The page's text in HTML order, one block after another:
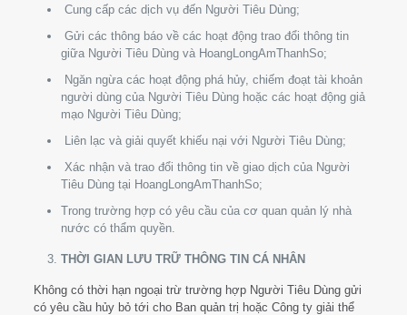
Cung cấp các dịch vụ đến Người Tiêu Dùng;
Gửi các thông báo về các hoạt động trao đổi thông tin
giữa Người Tiêu Dùng và HoangLongAmThanhSo;
Ngăn ngừa các hoạt động phá hủy, chiếm đoạt tài khoản
người dùng của Người Tiêu Dùng hoặc các hoạt động giả
mạo Người Tiêu Dùng;
Liên lạc và giải quyết khiếu nại với Người Tiêu Dùng;
Xác nhận và trao đổi thông tin về giao dịch của Người
Tiêu Dùng tại HoangLongAmThanhSo;
Trong trường hợp có yêu cầu của cơ quan quản lý nhà
nước có thẩm quyền.
THỜI GIAN LƯU TRỮ THÔNG TIN CÁ NHÂN
Không có thời hạn ngoại trừ trường hợp Người Tiêu Dùng gửi
có yêu cầu hủy bỏ tới cho Ban quản trị hoặc Công ty giải thể